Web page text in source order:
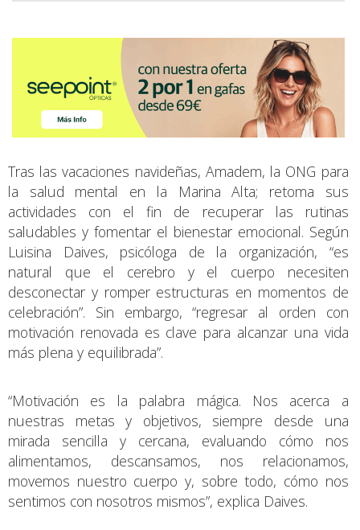
Tras las vacaciones navideñas, Amadem, la ONG para
la salud mental en la Marina Alta; retoma sus
actividades con el fin de recuperar las rutinas
saludables y fomentar el bienestar emocional. Según
Luisina Daives, psicóloga de la organización, “es
natural que el cerebro y el cuerpo necesiten
desconectar y romper estructuras en momentos de
celebración”. Sin embargo, “regresar al orden con
motivación renovada es clave para alcanzar una vida
más plena y equilibrada”.
“Motivación es la palabra mágica. Nos acerca a
nuestras metas y objetivos, siempre desde una
mirada sencilla y cercana, evaluando cómo nos
alimentamos, descansamos, nos relacionamos,
movemos nuestro cuerpo y, sobre todo, cómo nos
sentimos con nosotros mismos”, explica Daives.